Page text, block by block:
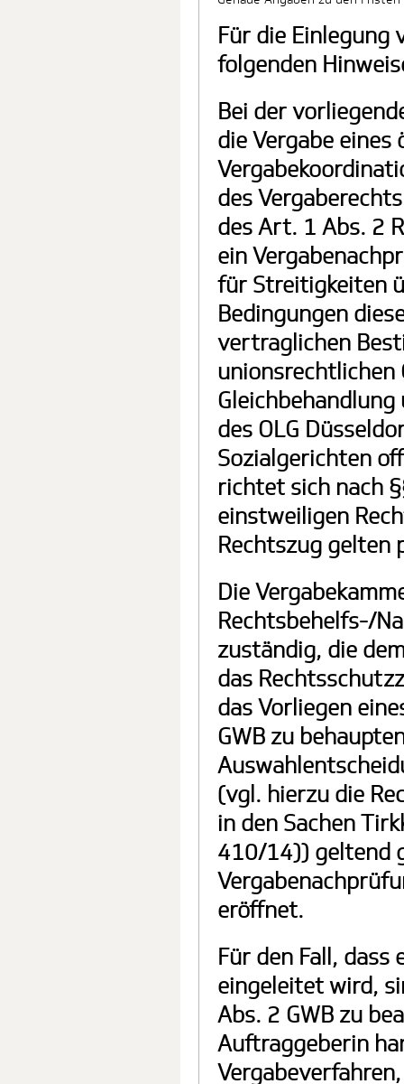
Für die Einlegung
folgenden
Bei der
die Vergabe
des
des Art. 1 Abs. 2
ein
für Streitigkeiten
Bedingungen
vertraglichen
des OLG
Sozialgerichten
richtet sich nach
einstweiligen
Rechtszug gelten
Die
Rechtsbehelfs-/
zuständig, die
das
das Vorliegen
GWB zu
(vgl. hierzu die
in den Sachen
410/14)) geltend
eröffnet.
Für den Fall,
eingeleitet wird,
Abs. 2 GWB zu
Auftraggeberin